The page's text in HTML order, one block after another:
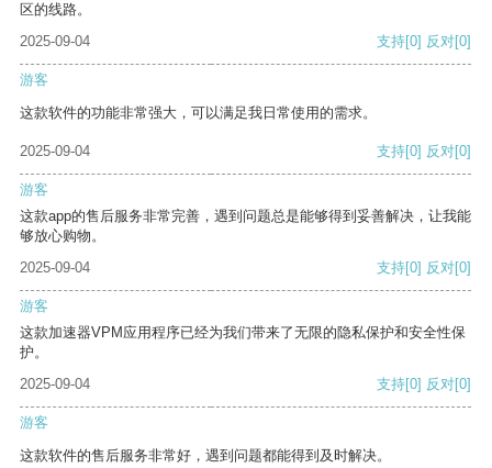
区的线路。
2025-09-04
支持[0] 反对[0]
游客
这款软件的功能非常强大，可以满足我日常使用的需求。
2025-09-04 支持[0] 反对[0]
游客
这款app的售后服务非常完善，遇到问题总是能够得到妥善解决，让我能
够放心购物。
2025-09-04
支持[0] 反对[0]
游客
这款加速器VPM应用程序已经为我们带来了无限的隐私保护和安全性保
护。
2025-09-04
支持[0] 反对[0]
游客
这款软件的售后服务非常好，遇到问题都能得到及时解决。